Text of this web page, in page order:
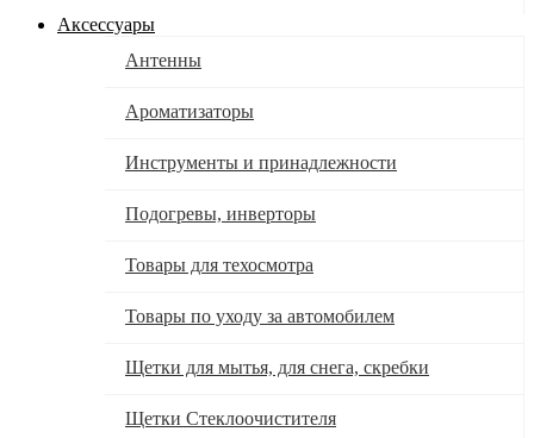
Аксессуары
Антенны
Ароматизаторы
Инструменты и принадлежности
Подогревы, инверторы
Товары для техосмотра
Товары по уходу за автомобилем
Щетки для мытья, для снега, скребки
Щетки Стеклоочистителя